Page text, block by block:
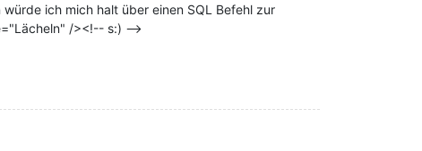
ich mich halt über einen SQL Befehl zur
/><!-- s:) -->